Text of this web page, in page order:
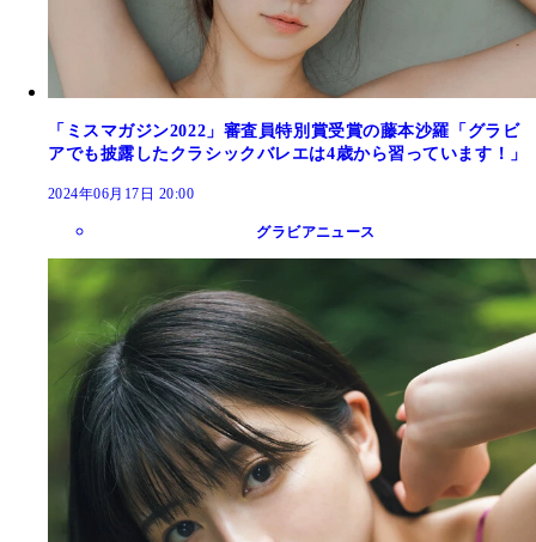
「ミスマガジン2022」審査員特別賞受賞の藤本沙羅「グラビ
アでも披露したクラシックバレエは4歳から習っています！」
2024年06月17日 20:00
グラビアニュース